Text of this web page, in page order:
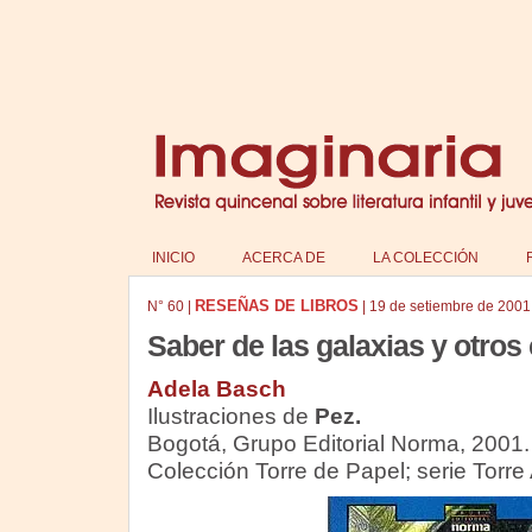
INICIO ACERCA DE LA COLECCIÓN
N° 60| RESEÑAS DE LIBROS 19 de setiembre de 2001
Saber de las galaxias y otros
Adela Basch
Ilustraciones de Pez.
Bogotá, Grupo Editorial Norma, 2001.
Colección Torre de Papel; serie Torre